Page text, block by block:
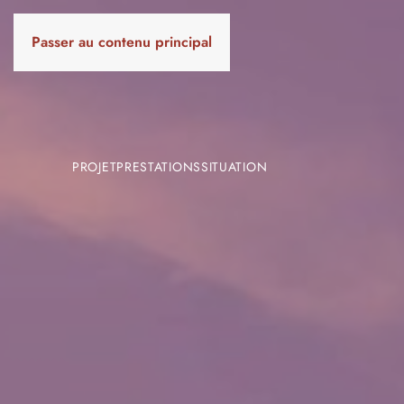
Passer au contenu principal
PROJETPRESTATIONSSITUATION